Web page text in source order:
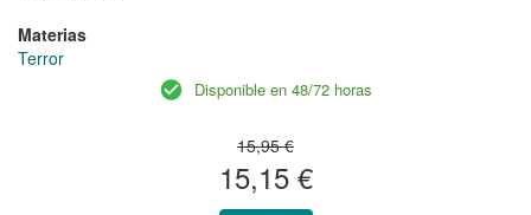
Materias
Terror
Disponible en 48/72 horas
15,95 €
15,15 €